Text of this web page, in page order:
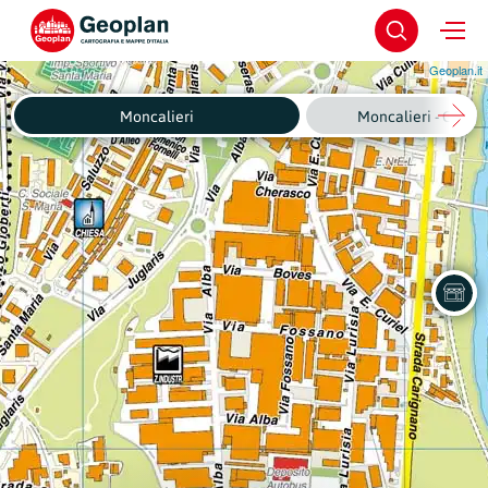
Geoplan.it
Moncalieri Moncalieri -